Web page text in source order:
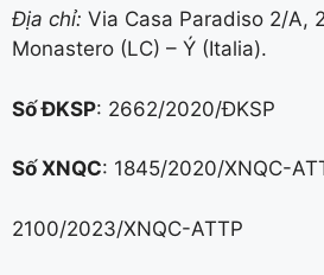
Địa chỉ: Via Casa Paradiso 2/A,
Monastero (LC) – Ý (Italia).
Số ĐKSP: 2662/2020/ĐKSP
Số XNQC: 1845/2020/XNQC-
2100/2023/XNQC-ATTP